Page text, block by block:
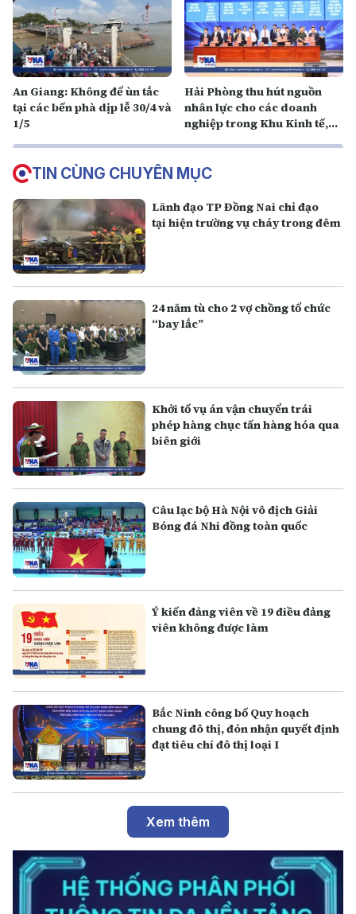
An Giang: Không để ùn tắc
tại các bến phà dịp lễ 30/4 và
1/5
Hải Phòng thu hút nguồn
nhân lực cho các doanh
nghiệp trong Khu Kinh tế,
TIN CÙNG CHUYÊN MỤC
Lãnh đạo TP Đồng Nai chỉ đạo
tại hiện trường vụ cháy trong đêm
24 năm tù cho 2 vợ chồng tổ chức
“bay lắc”
Khởi tố vụ án vận chuyển trái
phép hàng chục tấn hàng hóa qua
biên giới
Câu lạc bộ Hà Nội vô địch Giải
Bóng đá Nhi đồng toàn quốc
Ý kiến đảng viên về 19 điều đảng
viên không được làm
Bắc Ninh công bố Quy hoạch
chung đô thị, đón nhận quyết định
đạt tiêu chí đô thị loại I
Xem thêm